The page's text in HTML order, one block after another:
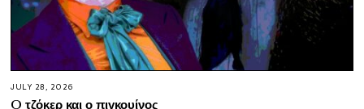
JULY 28, 2026
O τζόκερ και ο πιγκουίνος